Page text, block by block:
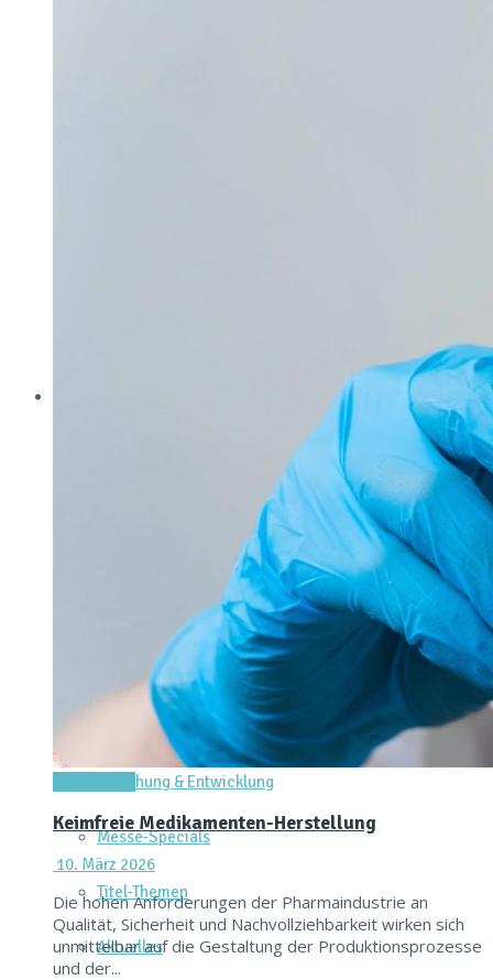
Dienstleistungen & Services
Messtechnik & Analytik
Prozessautomatisierung & Digitalisierung
Reinraum & Hygienic Design
Verpacken & Kennzeichnen
Forschung & Entwicklung
Messe-Specials
Titel-Themen
Aktuelles
Keimfreie Medikamenten-Herstellung
10. März 2026
Die hohen Anforderungen der Pharmaindustrie an
Qualität, Sicherheit und Nachvollziehbarkeit wirken sich
unmittelbar auf die Gestaltung der Produktionsprozesse
und der...